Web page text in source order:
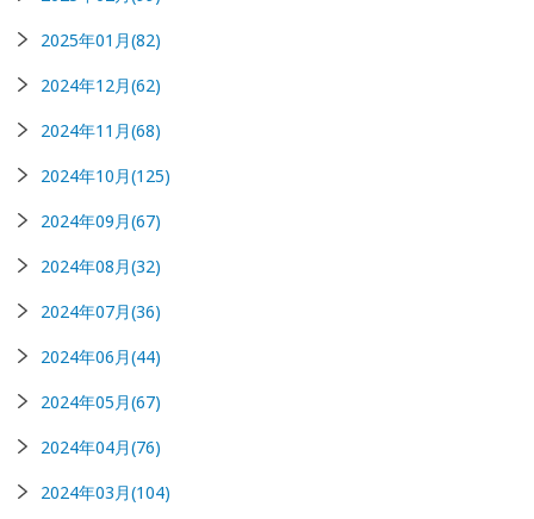
2025年01月(82)
2024年12月(62)
2024年11月(68)
2024年10月(125)
2024年09月(67)
2024年08月(32)
2024年07月(36)
2024年06月(44)
2024年05月(67)
2024年04月(76)
2024年03月(104)